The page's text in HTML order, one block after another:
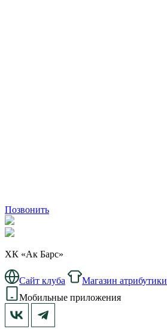
Позвонить
ХК «Ак Барс»
Сайт клуба Магазин атрибутики
Мобильные приложения